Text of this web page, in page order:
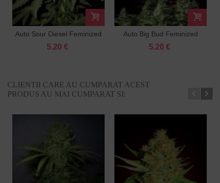
Auto Sour Diesel Feminized
5.20 €
Auto Big Bud Feminized
5.20 €
CLIENTII CARE AU CUMPARAT ACEST
PRODUS AU MAI CUMPARAT SI: